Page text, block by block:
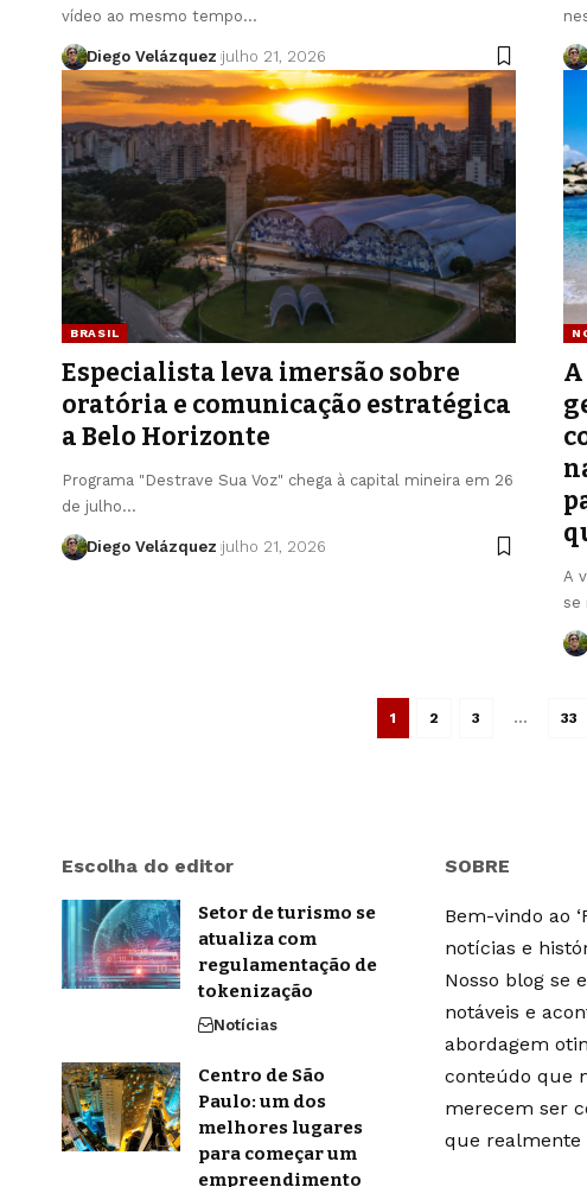
vídeo ao mesmo tempo…
Diego Velázquez julho 21, 2026
BRASIL
Especialista leva imersão sobre
oratória e comunicação estratégica
a Belo Horizonte
Programa "Destrave Sua Voz" chega à capital mineira em 26
de julho…
Diego Velázquez julho 21, 2026
A
se
1 2 3 … 33
Escolha do editor
Setor de turismo se
atualiza com
regulamentação de
tokenização
Notícias
Centro de São
Paulo: um dos
melhores lugares
para começar um
empreendimento
SOBRE
Bem-vindo ao
notícias e
Nosso blog se
notáveis e
abordagem
conteúdo que
merecem ser
que realmente